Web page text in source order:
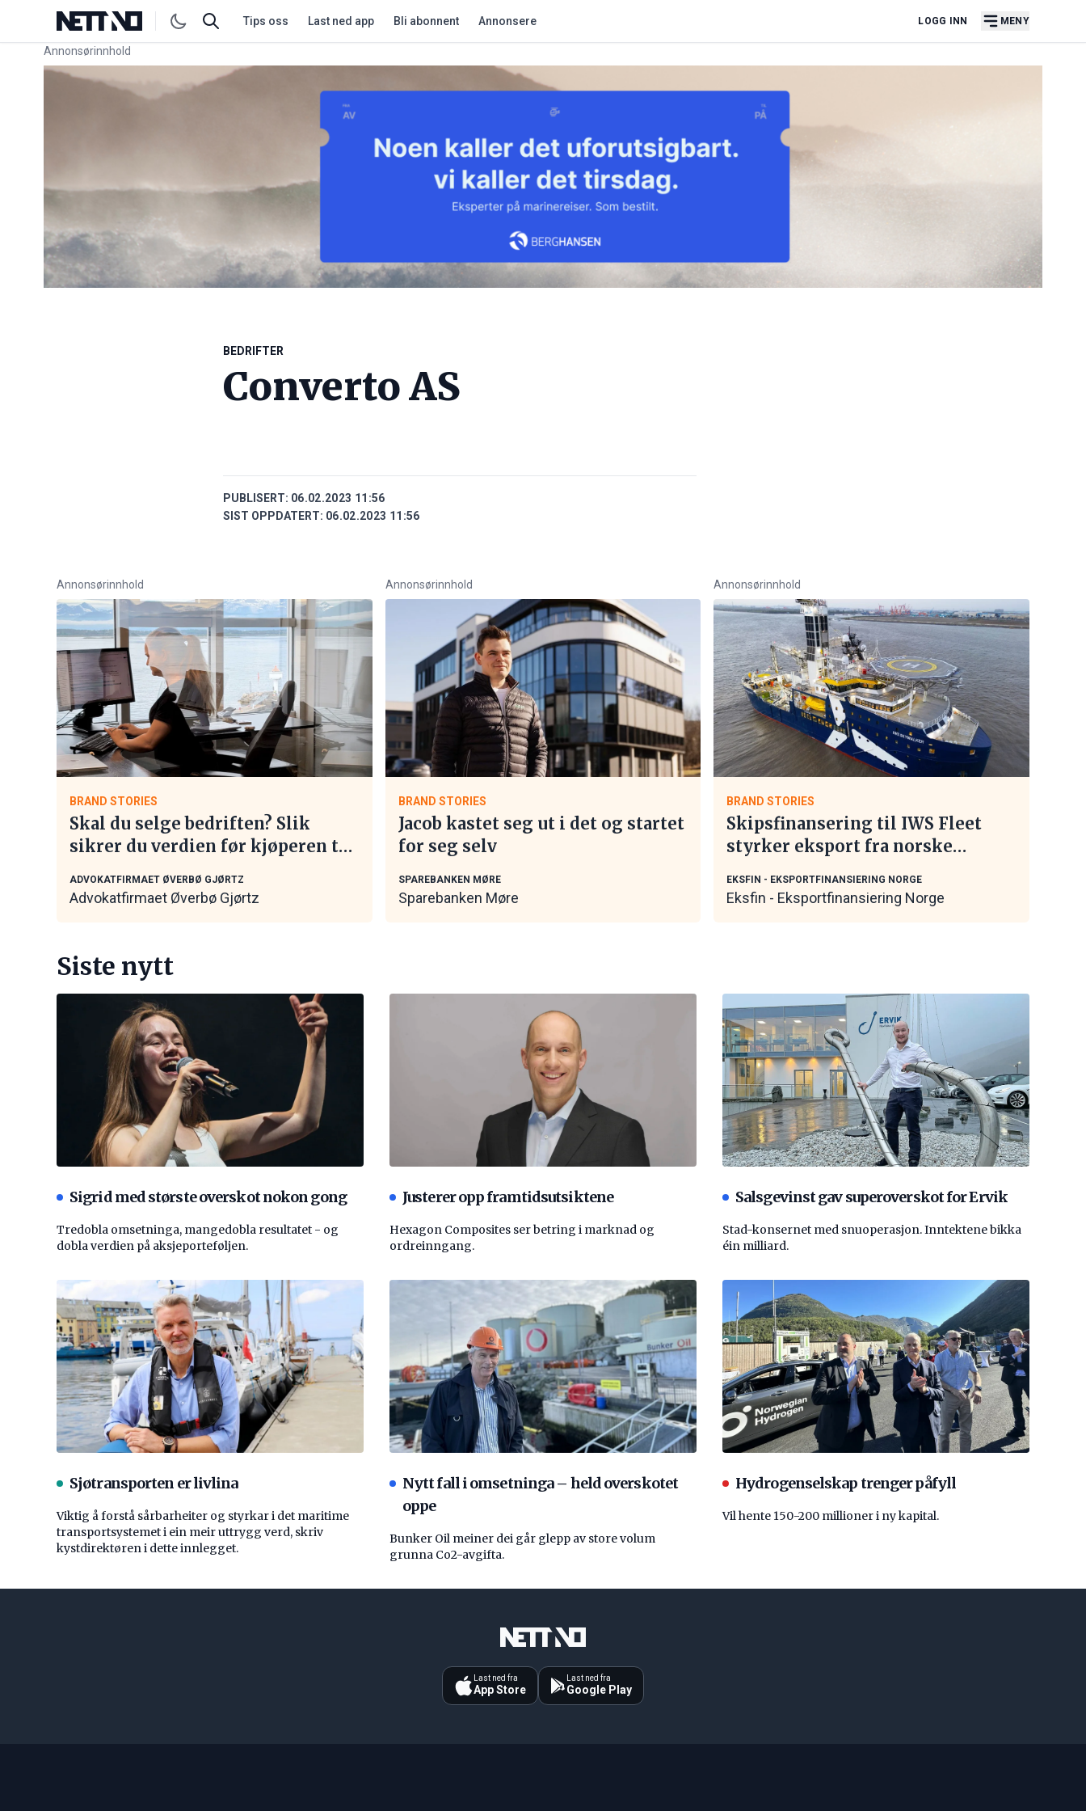
Tips oss Last ned app Bli abonnent Annonsere LOGG INN MENY
Annonsørinnhold
Link for annonse
BEDRIFTER
Converto AS
PUBLISERT: 06.02.2023 11:56
SIST OPPDATERT: 06.02.2023 11:56
Annonsørinnhold
BRAND STORIES
Skal du selge bedriften? Slik
sikrer du verdien før kjøperen tar
ADVOKATFIRMAET ØVERBØ GJØRTZ
Advokatfirmaet Øverbø Gjørtz
Annonsørinnhold
BRAND STORIES
Jacob kastet seg ut i det og startet
for seg selv
SPAREBANKEN MØRE
Sparebanken Møre
Annonsørinnhold
BRAND STORIES
Skipsfinansering til IWS Fleet
styrker eksport fra norske
EKSFIN - EKSPORTFINANSIERING NORGE
Eksfin - Eksportfinansiering Norge
Siste nytt
Sigrid med største overskot nokon gong
Tredobla omsetninga, mangedobla resultatet - og
dobla verdien på aksjeporteføljen.
Justerer opp framtidsutsiktene
Hexagon Composites ser betring i marknad og
ordreinngang.
Salsgevinst gav superoverskot for Ervik
Stad-konsernet med snuoperasjon. Inntektene bikka
éin milliard.
Sjøtransporten er livlina
Viktig å forstå ­sårbarheiter og styrkar i det maritime
transport­systemet i ein meir uttrygg verd, skriv
kystdirektøren i dette innlegget.
Nytt fall i omsetninga – held overskotet
oppe
Bunker Oil meiner dei går glepp av store volum
grunna Co2-avgifta.
Hydrogenselskap trenger påfyll
Vil hente 150-200 millioner i ny kapital.
Last ned fra
App Store
Last ned fra
Google Play